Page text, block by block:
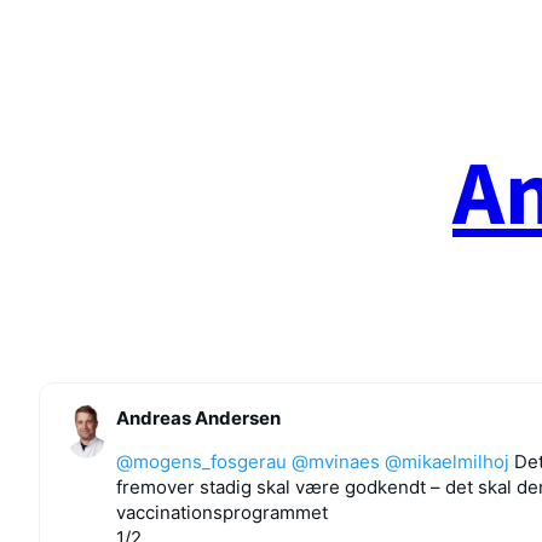
Andreas Andersen
@mogens_fosgerau @mvinaes @mikaelmilhoj
fremover stadig skal være godkendt – det skal
vaccinationsprogrammet
1/2